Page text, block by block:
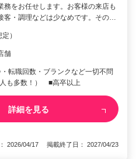
務をお任せします。お客様の来店も
客・調理などは少なめです。その…
）
舗
転職回数・ブランクなど一切不問
人も多数！） ■高卒以上
詳細を見る
2026/04/17 掲載終了日： 2027/04/23